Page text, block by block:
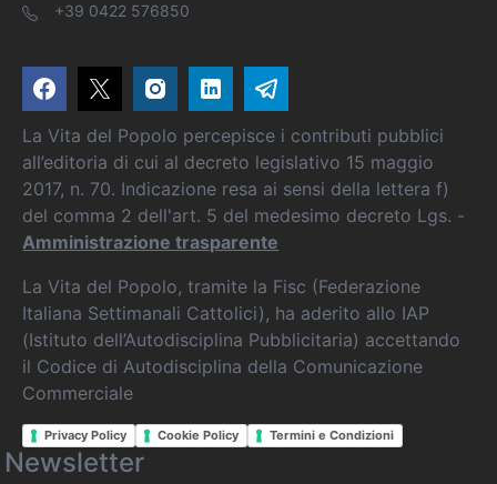
+39 0422 576850
La Vita del Popolo percepisce i contributi pubblici
all’editoria di cui al decreto legislativo 15 maggio
2017, n. 70. Indicazione resa ai sensi della lettera f)
del comma 2 dell'art. 5 del medesimo decreto Lgs. -
Amministrazione trasparente
La Vita del Popolo, tramite la Fisc (Federazione
Italiana Settimanali Cattolici), ha aderito allo IAP
(Istituto dell’Autodisciplina Pubblicitaria) accettando
il Codice di Autodisciplina della Comunicazione
Commerciale
Privacy Policy Cookie Policy Termini e Condizioni
Newsletter